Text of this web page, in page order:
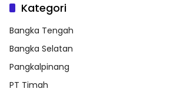
Kategori
Bangka Tengah
Bangka Selatan
Pangkalpinang
PT Timah